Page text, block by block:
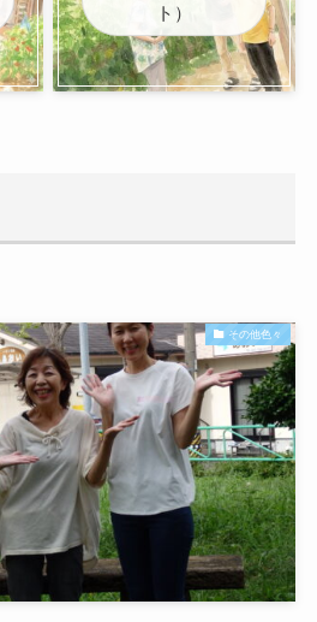
ト）
その他色々